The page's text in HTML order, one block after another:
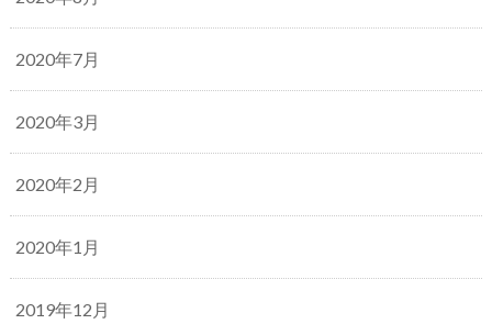
2020年7月
2020年3月
2020年2月
2020年1月
2019年12月